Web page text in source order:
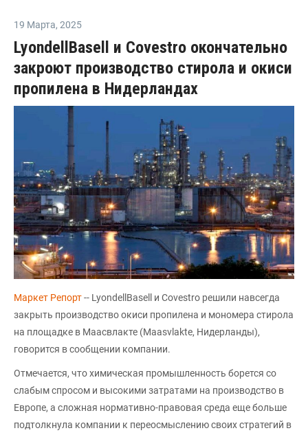
19 Марта, 2025
LyondellBasell и Covestro окончательно
закроют производство стирола и окиси
пропилена в Нидерландах
Маркет Репорт-- LyondellBasell и Covestro решили навсегда
закрыть производство окиси пропилена и мономера стирола
на площадке в Маасвлакте (Maasvlakte, Нидерланды),
говорится в сообщении компании.
Отмечается, что химическая промышленность борется со
слабым спросом и высокими затратами на производство в
Европе, а сложная нормативно-правовая среда еще больше
подтолкнула компании к переосмыслению своих стратегий в